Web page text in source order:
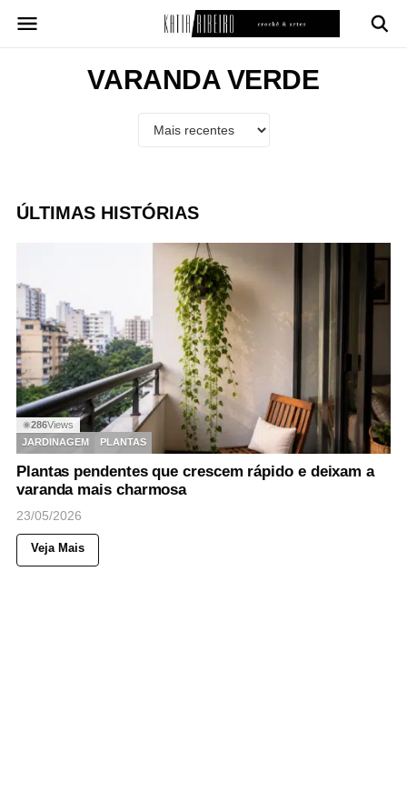
para
VARANDA VERDE
ÚLTIMAS HISTÓRIAS
◉286Views
JARDINAGEM
PLANTAS
Plantas pendentes que crescem rápido e deixam a
varanda mais charmosa
23/05/2026
Veja Mais